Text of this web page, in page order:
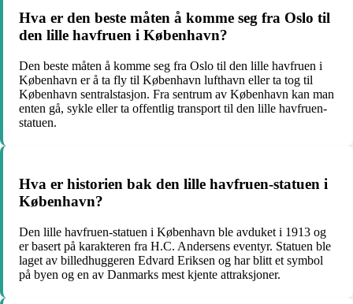
Hva er den beste måten å komme seg fra Oslo til
den lille havfruen i København?
Den beste måten å komme seg fra Oslo til den lille havfruen i
København er å ta fly til København lufthavn eller ta tog til
København sentralstasjon. Fra sentrum av København kan man
enten gå, sykle eller ta offentlig transport til den lille havfruen-
statuen.
Hva er historien bak den lille havfruen-statuen i
København?
Den lille havfruen-statuen i København ble avduket i 1913 og
er basert på karakteren fra H.C. Andersens eventyr. Statuen ble
laget av billedhuggeren Edvard Eriksen og har blitt et symbol
på byen og en av Danmarks mest kjente attraksjoner.